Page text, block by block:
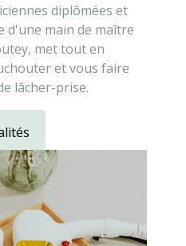
diplômées et
d'une main de maître
met tout en
et vous faire
lâcher-prise.